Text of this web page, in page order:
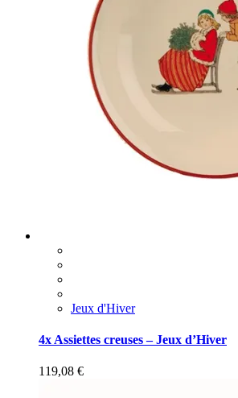
Jeux d'Hiver
4x Assiettes creuses – Jeux d’Hiver
119,08 €